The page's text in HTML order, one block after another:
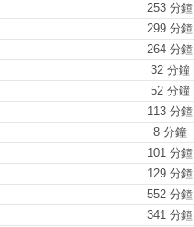
253 分鐘
299 分鐘
264 分鐘
32 分鐘
52 分鐘
113 分鐘
8 分鐘
101 分鐘
129 分鐘
552 分鐘
341 分鐘